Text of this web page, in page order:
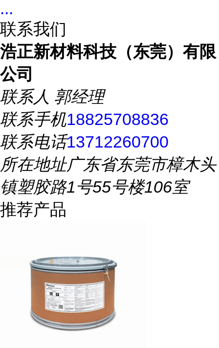
...
联系我们
浩正新材料科技（东莞）有限
公司
联系人 郭经理
联系手机18825708836
联系电话13712260700
所在地址广东省东莞市樟木头
镇塑胶路1号55号楼106室
推荐产品